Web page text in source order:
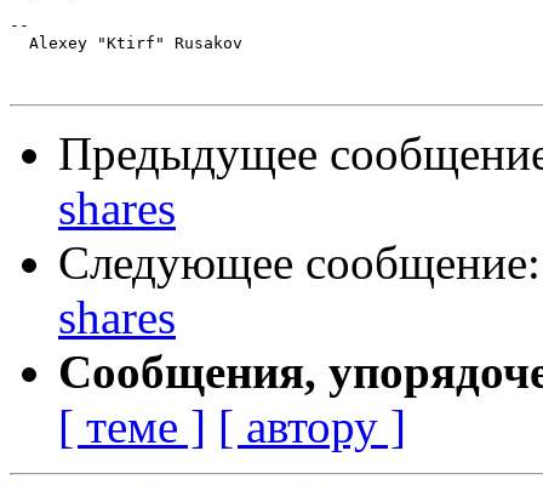
--
  Alexey "Ktirf" Rusakov
Предыдущее
shares
Следующее
shares
Сообщения,
[ теме ] [ автору ]